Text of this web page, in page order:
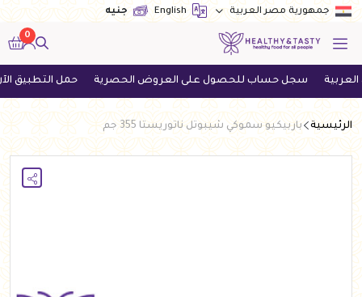
جنيه
0
سجل حساب للحصول على العروض الحصرية حمل التطبيق الآن
الرئيسية باربيكيو سموكي شيبوتل ناتوريستا 355 جم